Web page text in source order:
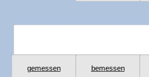
gemessen bemessen